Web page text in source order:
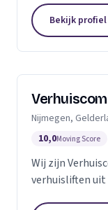
Bekijk profiel
Nijmegen,
10,0Moving Score
Wij zijn
verhuisliften uit